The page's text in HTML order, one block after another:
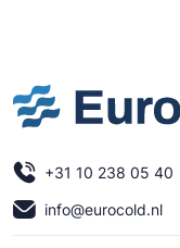
+31 10 238 05 40
info@eurocold.nl